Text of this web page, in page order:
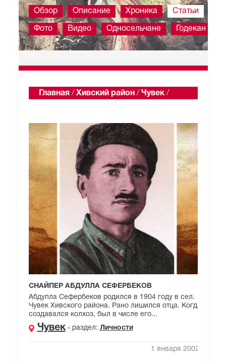
Обзор Описание Хроника Статьи
Фото Видео Односельчане Годекан
Главная / Хивский район / Чувек /
СНАЙПЕР АБДУЛЛА СЕФЕРБЕКОВ
Абдупла Сефербеков родился в 1904 году в сел.
Чувек Хивского района. Рано лишился отца. Когда
создавался колхоз, был в числе его...
Чувек- раздел: Личности
1 января 2002 г.